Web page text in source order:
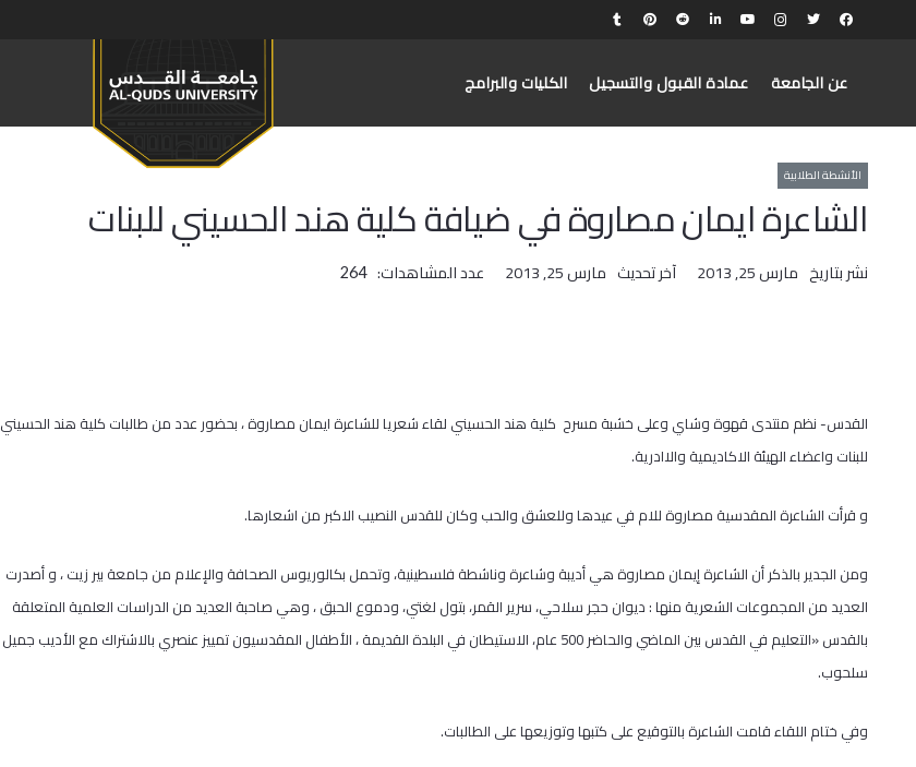
عن الجامعة عمادة القبول والتسجيل الكليات والبرامج
الأنشطة الطلابية
الشاعرة ايمان مصاروة في ضيافة كلية هند الحسيني للبنات
نشر بتاريخ مارس 25, 2013 آخر تحديث مارس 25, 2013 عدد المشاهدات: 264
القدس- نظم منتدى قهوة وشاي وعلى خشبة مسرح كلية هند الحسيني لقاء شعريا للشاعرة ايمان مصاروة ، بحضور عدد من طالبات كلية هند الحسيني
للبنات واعضاء الهيئة الاكاديمية والاادرية.
و قرأت الشاعرة المقدسية مصاروة للام في عيدها وللعشق والحب وكان للقدس النصيب الاكبر من اشعارها.
ومن الجدير بالذكر أن الشاعرة إيمان مصاروة هي أديبة وشاعرة وناشطة فلسطينية، وتحمل بكالوريوس الصحافة والإعلام من جامعة بير زيت ، و أصدرت
العديد من المجموعات الشعرية منها : ديوان حجر سلاحي، سرير القمر، بتول لغتي، ودموع الحبق ، وهي صاحبة العديد من الدراسات العلمية المتعلقة
بالقدس «التعليم في القدس بين الماضي والحاضر 500 عام، الاستيطان في البلدة القديمة ، الأطفال المقدسيون تمييز عنصري بالاشتراك مع الأديب جميل
سلحوب.
وفي ختام اللقاء قامت الشاعرة بالتوقيع على كتبها وتوزيعها على الطالبات.